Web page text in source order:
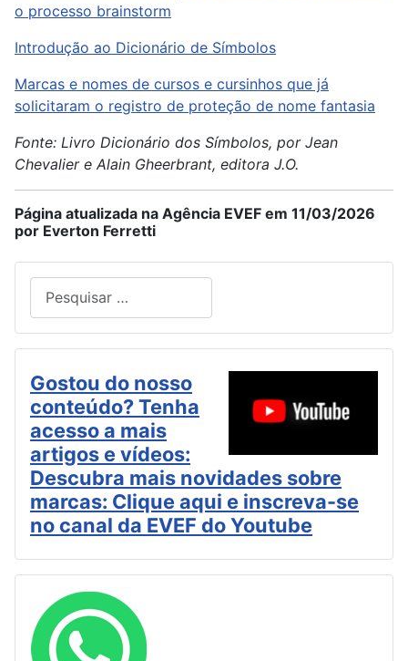
o processo brainstorm
Introdução ao Dicionário de Símbolos
Marcas e nomes de cursos e cursinhos que já
solicitaram o registro de proteção de nome fantasia
Fonte: Livro Dicionário dos Símbolos, por Jean
Chevalier e Alain Gheerbrant, editora J.O.
Página atualizada na Agência EVEF em 11/03/2026
por Everton Ferretti
Type 2 or more characters for results.
Gostou do nosso
conteúdo? Tenha
acesso a mais
artigos e vídeos:
Descubra mais novidades sobre
marcas: Clique aqui e inscreva-se
no canal da EVEF do Youtube